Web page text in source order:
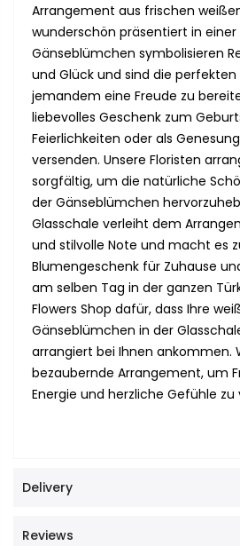
Arrangement aus frischen
wunderschön präsentiert in einer
Gänseblümchen symbolisieren
und Glück und sind die perfekten
jemandem eine Freude zu
liebevolles Geschenk zum
Feierlichkeiten oder als
versenden. Unsere Floristen
sorgfältig, um die natürliche
der Gänseblümchen
Glasschale verleiht dem
und stilvolle Note und macht es
Blumengeschenk für Zuhause
am selben Tag in der ganzen
Flowers Shop dafür, dass Ihre
Gänseblümchen in der
arrangiert bei Ihnen ankommen.
bezaubernde Arrangement, um
Energie und herzliche Gefühle zu
Delivery
Reviews